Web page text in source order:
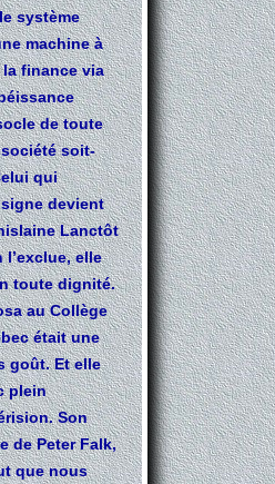
système
machine à
finance via
de toute
soit-
qui
devient
Lanctôt
l’exclue, elle
toute dignité.
au Collège
était une
goût. Et elle
plein
Son
de Peter Falk,
que nous